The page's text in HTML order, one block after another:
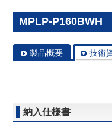
MPLP-P160BWH
製品概要 技術
納入仕様書